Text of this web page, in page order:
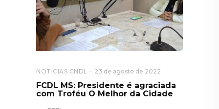
NOTÍCIAS CNDL 23 de agosto de 2022
FCDL MS: Presidente é agraciada
com Troféu O Melhor da Cidade